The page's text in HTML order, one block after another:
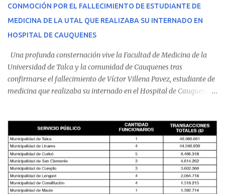
CONMOCIÓN POR EL FALLECIMIENTO DE ESTUDIANTE DE
MEDICINA DE LA UTAL QUE REALIZABA SU INTERNADO EN
HOSPITAL DE CAUQUENES
Una profunda consternación vive la Facultad de Medicina de la
Universidad de Talca y la comunidad de Cauquenes tras
confirmarse el fallecimiento de Víctor Villena Pavez, estudiante de
medicina que realizaba su internado en el Hospital de Cauquenes.
malestares físicos. Dada la complejidad de su estado de salud, el
equipo médico determinó su traslado de urgencia al Hospital
Regional de Talca y dado la urgencia la ambulancia partió hacia
Talca con escolta de Carabineros. En medio del traslado, el
estudiante de medicina de 25 años, se agravó y pese a los esfuerzos
del personal de emergencia terminó falleciendo, sin alcanzar a